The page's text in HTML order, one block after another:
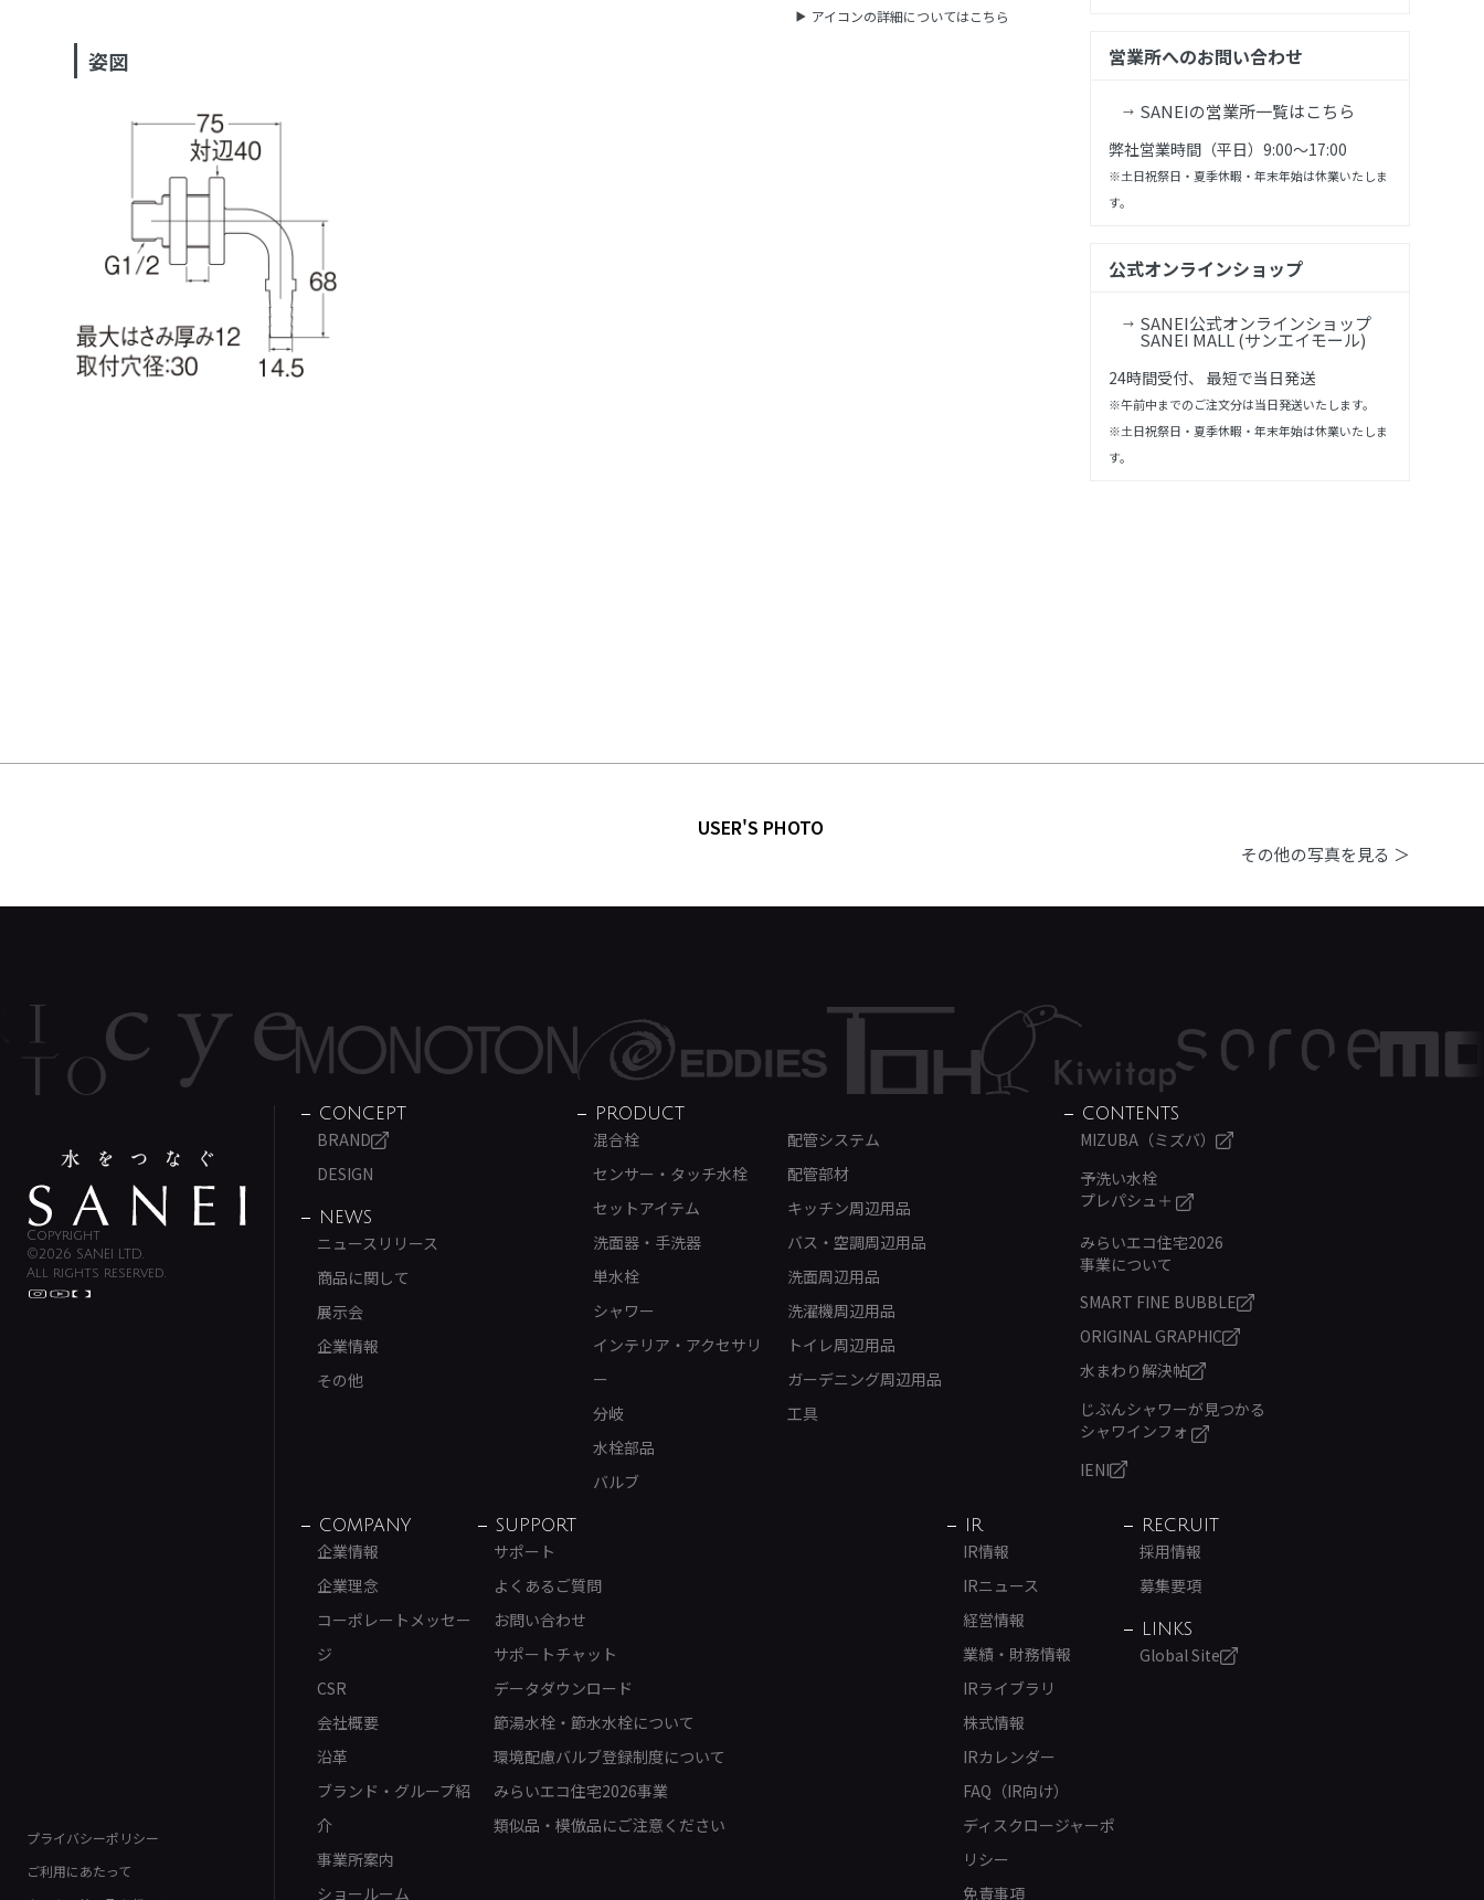
アイコンの詳細についてはこちら
姿図 営業所へのお問い合わせ
SANEIの営業所一覧はこちら
弊社営業時間（平日）9:00～17:00
※土日祝祭日・夏季休暇・年末年始は休業いたしま
す。
公式オンラインショップ
SANEI公式オンラインショップ
SANEI MALL (サンエイモール)
24時間受付、 最短で当日発送
※午前中までのご注文分は当日発送いたします。
※土日祝祭日・夏季休暇・年末年始は休業いたしま
す。
USER'S PHOTO
その他の写真を見る ＞
Copyright
©2026 SANEI LTD.
All rights reserved.
プライバシーポリシー
ご利用にあたって
CONCEPT
BRAND
DESIGN
NEWS
ニュースリリース
商品に関して
展示会
企業情報
その他
PRODUCT
混合栓
センサー・タッチ水栓
セットアイテム
洗面器・手洗器
単水栓
シャワー
インテリア・アクセサリ
ー
分岐
水栓部品
バルブ
配管システム
配管部材
キッチン周辺用品
バス・空調周辺用品
洗面周辺用品
洗濯機周辺用品
トイレ周辺用品
ガーデニング周辺用品
工具
CONTENTS
MIZUBA（ミズバ）
予洗い水栓
プレパシュ＋
みらいエコ住宅2026
事業について
SMART FINE BUBBLE
ORIGINAL GRAPHIC
水まわり解決帖
じぶんシャワーが見つかる
シャワインフォ
IENI
COMPANY
企業情報
企業理念
コーポレートメッセー
ジ
CSR
会社概要
沿革
ブランド・グループ紹
介
事業所案内
ショールーム
SUPPORT
サポート
よくあるご質問
お問い合わせ
サポートチャット
データダウンロード
節湯水栓・節水水栓について
環境配慮バルブ登録制度について
みらいエコ住宅2026事業
類似品・模倣品にご注意ください
IR
IR情報
IRニュース
経営情報
業績・財務情報
IRライブラリ
株式情報
IRカレンダー
FAQ（IR向け）
ディスクロージャーポ
リシー
免責事項
RECRUIT
採用情報
募集要項
LINKS
Global Site